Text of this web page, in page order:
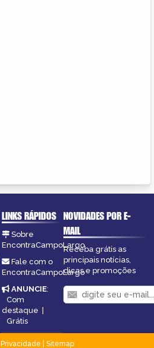
LINKS RÁPIDOS
Sobre
EncontraCampoLargo
Fale com o
EncontraCampoLargo
ANUNCIE:
Com
destaque |
Grátis
NOVIDADES POR E-
MAIL
Receba grátis as
principais notícias,
dicas e promoções
Privacidade
Sitemap